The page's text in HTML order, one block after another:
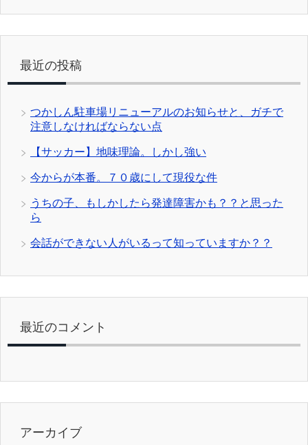
最近の投稿
つかしん駐車場リニューアルのお知らせと、ガチで
注意しなければならない点
【サッカー】地味理論。しかし強い
今からが本番。７０歳にして現役な件
うちの子、もしかしたら発達障害かも？？と思った
ら
会話ができない人がいるって知っていますか？？
最近のコメント
アーカイブ